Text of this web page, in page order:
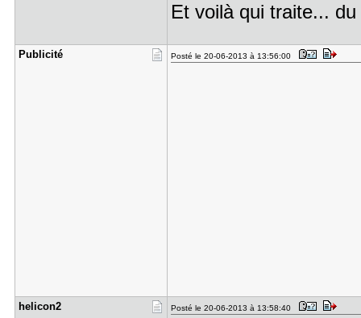
Et voilà qui traite...
Publicité Posté le 20-06-2013 à 13:56:00
helicon2 Posté le 20-06-2013 à 13:58:40